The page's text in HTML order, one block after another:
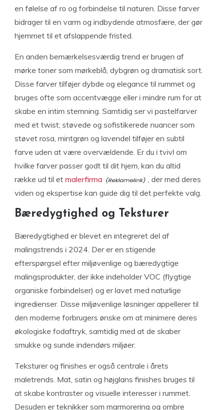
en følelse af ro og forbindelse til naturen. Disse farver
bidrager til en varm og indbydende atmosfære, der gør
hjemmet til et afslappende fristed.
En anden bemærkelsesværdig trend er brugen af
mørke toner som mørkeblå, dybgrøn og dramatisk sort.
Disse farver tilføjer dybde og elegance til rummet og
bruges ofte som accentvægge eller i mindre rum for at
skabe en intim stemning. Samtidig ser vi pastelfarver
med et twist; støvede og sofistikerede nuancer som
støvet rosa, mintgrøn og lavendel tilføjer en subtil
farve uden at være overvældende. Er du i tvivl om
hvilke farver passer godt til dit hjem, kan du altid
række ud til et malerfirma
, der med deres
viden og ekspertise kan guide dig til det perfekte valg.
Bæredygtighed og Teksturer
Bæredygtighed er blevet en integreret del af
malingstrends i 2024. Der er en stigende
efterspørgsel efter miljøvenlige og bæredygtige
malingsprodukter, der ikke indeholder VOC (flygtige
organiske forbindelser) og er lavet med naturlige
ingredienser. Disse miljøvenlige løsninger appellerer til
den moderne forbrugers ønske om at minimere deres
økologiske fodaftryk, samtidig med at de skaber
smukke og sunde indendørs miljøer.
Teksturer og finishes er også centrale i årets
maletrends. Mat, satin og højglans finishes bruges til
at skabe kontraster og visuelle interesser i rummet.
Desuden er teknikker som marmorering og ombre